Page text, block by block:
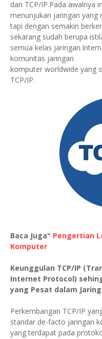
dan TCP/IP.Pada awalnya
menunjukan jaringan yang
tapi dengan semakin
sekarang sudah berupa
semua kelas
komunitas jaringan
komputer worldwide yang
TCP/IP.
Baca Juga" Pengertian
Komputer
Keunggulan TCP/IP
Internet Protocol)
yang Pesat dalam
Perkembangan TCP/IP
standar de-facto jaringan
yang terdapat pada